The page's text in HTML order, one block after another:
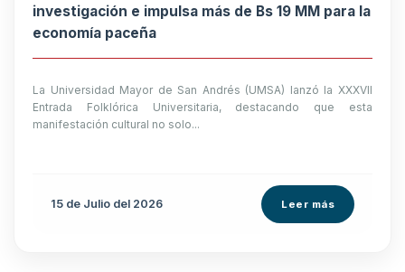
investigación e impulsa más de Bs 19 MM para la
economía paceña
La Universidad Mayor de San Andrés (UMSA) lanzó la XXXVII
Entrada Folklórica Universitaria, destacando que esta
manifestación cultural no solo...
15 de Julio del 2026 Leer más